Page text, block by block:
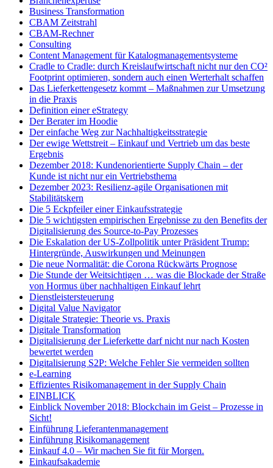
Business Transformation
CBAM Zeitstrahl
CBAM-Rechner
Consulting
Content Management für Katalogmanagementsysteme
Cradle to Cradle: durch Kreislaufwirtschaft nicht nur den CO²
Footprint optimieren, sondern auch einen Werterhalt schaffen
Das Lieferkettengesetz kommt – Maßnahmen zur Umsetzung
in die Praxis
Definition einer eStrategy
Der Berater im Hoodie
Der einfache Weg zur Nachhaltigkeitsstrategie
Der ewige Wettstreit – Einkauf und Vertrieb um das beste
Ergebnis
Dezember 2018: Kundenorientierte Supply Chain – der
Kunde ist nicht nur ein Vertriebsthema
Dezember 2023: Resilienz-agile Organisationen mit
Stabilitätskern
Die 5 Eckpfeiler einer Einkaufsstrategie
Die 5 wichtigsten empirischen Ergebnisse zu den Benefits der
Digitalisierung des Source-to-Pay Prozesses
Die Eskalation der US-Zollpolitik unter Präsident Trump:
Hintergründe, Auswirkungen und Meinungen
Die neue Normalität: die Corona Rückwärts Prognose
Die Stunde der Weitsichtigen … was die Blockade der Straße
von Hormus über nachhaltigen Einkauf lehrt
Dienstleistersteuerung
Digital Value Navigator
Digitale Strategie: Theorie vs. Praxis
Digitale Transformation
Digitalisierung der Lieferkette darf nicht nur nach Kosten
bewertet werden
Digitalisierung S2P: Welche Fehler Sie vermeiden sollten
e-Learning
Effizientes Risikomanagement in der Supply Chain
EINBLICK
Einblick November 2018: Blockchain im Geist – Prozesse in
Sicht!
Einführung Lieferantenmanagement
Einführung Risikomanagement
Einkauf 4.0 – Wir machen Sie fit für Morgen.
Einkaufsakademie